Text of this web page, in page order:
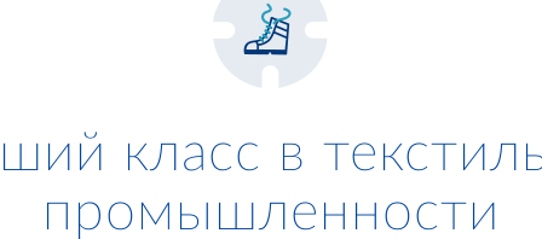
класс в
промышленности